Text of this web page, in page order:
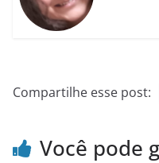
Compartilhe esse post:
Você pode